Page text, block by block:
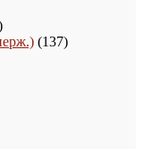
137137